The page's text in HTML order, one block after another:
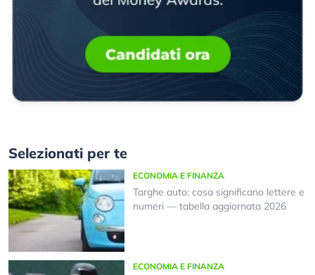
Selezionati per te
ECONOMIA E FINANZA
Targhe auto: cosa significano lettere e
numeri — tabella aggiornata 2026
ECONOMIA E FINANZA